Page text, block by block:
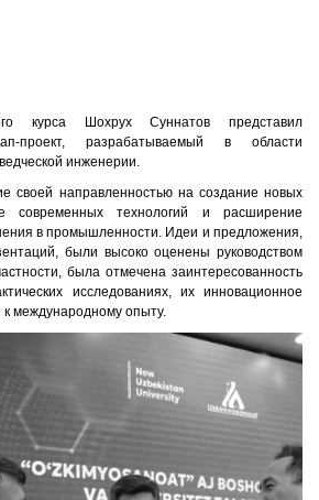
курса Шохрух Суннатов представил
проект, разрабатываемый в области
инженерии.
своей направленностью на создание новых
современных технологий и расширение
в промышленности. Идеи и предложения,
были высоко оценены руководством
была отмечена заинтересованность
исследованиях, их инновационное
международному опыту.